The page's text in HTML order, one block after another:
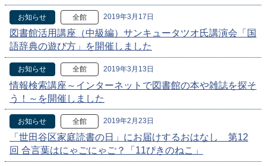
お知らせ 全館 2019年3月17日
図書館活用講座（中級編）サンキュータツオ氏講演会「国
語辞典の遊び方」を開催しました
お知らせ 全館 2019年3月13日
情報検索講座～インターネットで図書館の本や雑誌を探そ
う！～を開催しました
お知らせ 全館 2019年2月23日
「世田谷区家庭読書の日」にお届けするおはなし 第12
回 合言葉はにゃごにゃご？「11ぴきのねこ」